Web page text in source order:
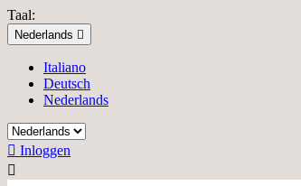
Taal:
Nederlands 
Italiano
Deutsch
Nederlands
 Inloggen
